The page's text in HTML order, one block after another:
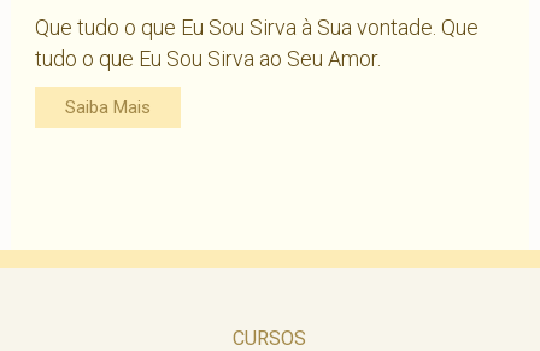
Que tudo o que Eu Sou Sirva à Sua vontade. Que
tudo o que Eu Sou Sirva ao Seu Amor.
Saiba Mais
CURSOS